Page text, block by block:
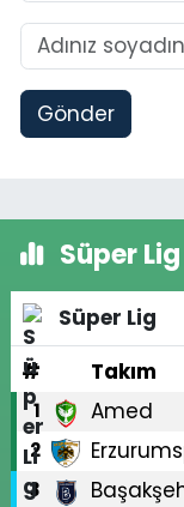
Gönder
Süper
Süper Lig
#
Takım
1 Amed
2
3